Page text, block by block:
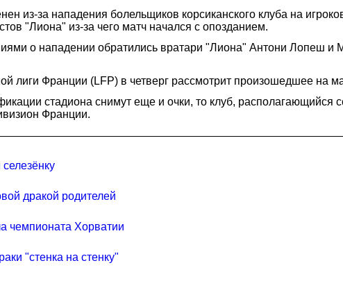
из-за нападения болельщиков корсиканского клуба на
"Лиона" из-за чего матч начался с опозданием.
о нападении обратились вратари "Лиона" Антони Лопеш
лиги Франции (LFP) в четверг рассмотрит произошедшее на
стадиона снимут еще и очки, то клуб, располагающийся
Франции.
дракой родителей
чемпионата Хорватии
"стенка на стенку"